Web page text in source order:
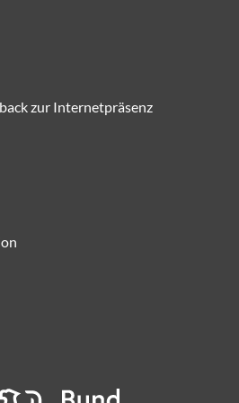
zur Internetpräsenz